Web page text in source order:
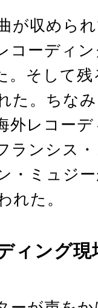
が収めら
コーディ
。そして
た。ちな
外レコー
ランシス
・ミュジ
れた。
ィング現